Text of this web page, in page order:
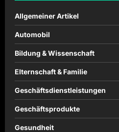
Allgemeiner Artikel
Automobil
Bildung & Wissenschaft
Elternschaft & Familie
Geschäftsdienstleistungen
Geschäftsprodukte
Gesundheit